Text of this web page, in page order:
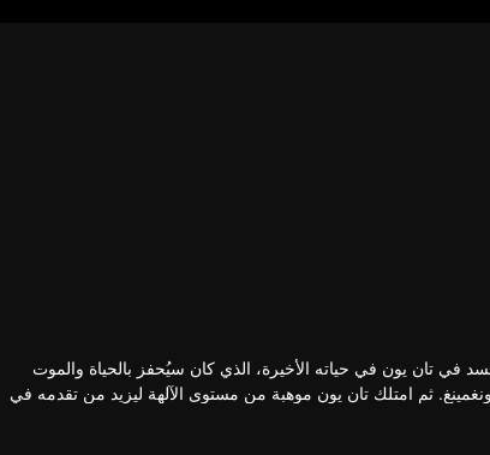
في تان يون في حياته الأخيرة، الذي كان سيُحفز بالحياة والموت
ثم امتلك تان يون موهبة من مستوى الآلهة ليزيد من تقدمه في